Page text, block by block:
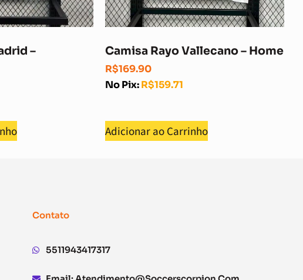
–
Camisa Rayo Vallecano – Home
R$169.90
No Pix:R$159.71
Adicionar ao Carrinho
Contato
5511943417317